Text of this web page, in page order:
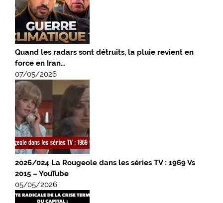
Quand les radars sont détruits, la pluie revient en
force en Iran…
07/05/2026
2026/024 La Rougeole dans les séries TV : 1969 Vs
2015 – YouTube
05/05/2026